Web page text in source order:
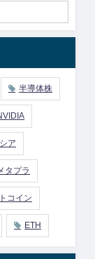
半導体株
ア
タプラ
コイン
ETH